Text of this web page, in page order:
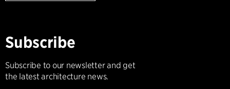
Subscribe
Subscribe to our newsletter and get
the latest architecture news.